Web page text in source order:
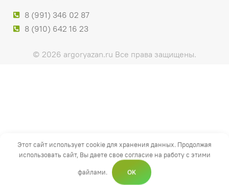
8 (991) 346 02 87
8 (910) 642 16 23
© 2026 argoryazan.ru Все права защищены.
Этот сайт использует cookie для хранения данных. Продолжая
использовать сайт, Вы даете свое согласие на работу с этими
файлами.